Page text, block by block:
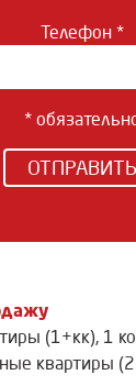
Телефон *
*
ОТПРАВИТЬ
(1+кк), 1
квартиры